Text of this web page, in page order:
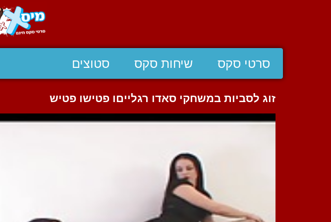
סרטי סקס שיחות סקס סטוצים
זוג לסביות במשחקי סאדו רגלייםו פטישו פטיש